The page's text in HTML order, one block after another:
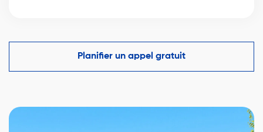
comparables du marché à Blainville et vous aide à
faire une offre compétitive tout en protégeant vos
intérêts.
Planifier un appel gratuit